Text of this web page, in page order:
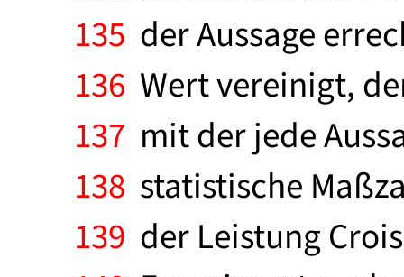
135 der Aussage
136 Wert vereinigt,
137 mit der jede
138 statistische
139 der Leistung